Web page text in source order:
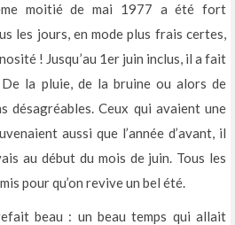
moitié de mai 1977 a été fort
les jours, en mode plus frais certes,
! Jusqu’au 1er juin inclus, il a fait
la pluie, de la bruine ou alors de
désagréables. Ceux qui avaient une
aussi que l’année d’avant, il
au début du mois de juin. Tous les
pour qu’on revive un bel été.
beau : un beau temps qui allait